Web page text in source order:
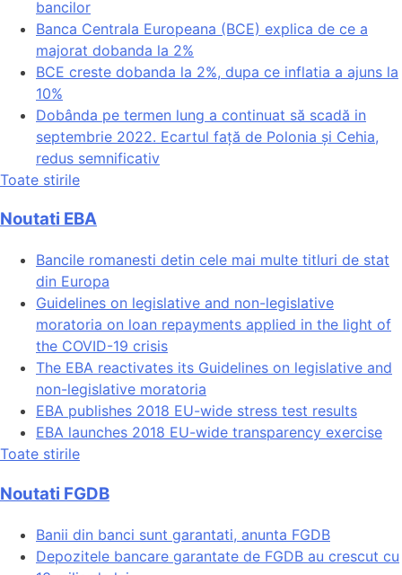
bancilor
Banca Centrala Europeana (BCE) explica de ce a
majorat dobanda la 2%
BCE creste dobanda la 2%, dupa ce inflatia a ajuns la
10%
Dobânda pe termen lung a continuat să scadă in
septembrie 2022. Ecartul față de Polonia și Cehia,
redus semnificativ
Toate stirile
Noutati EBA
Bancile romanesti detin cele mai multe titluri de stat
din Europa
Guidelines on legislative and non-legislative
moratoria on loan repayments applied in the light of
the COVID-19 crisis
The EBA reactivates its Guidelines on legislative and
non-legislative moratoria
EBA publishes 2018 EU-wide stress test results
EBA launches 2018 EU-wide transparency exercise
Toate stirile
Noutati FGDB
Banii din banci sunt garantati, anunta FGDB
Depozitele bancare garantate de FGDB au crescut cu